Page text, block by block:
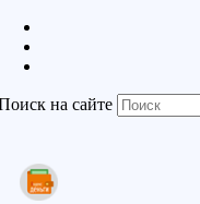
на сайте